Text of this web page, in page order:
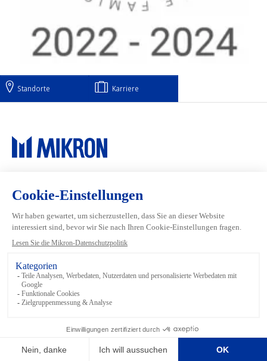
Standorte Karriere
Automation
Machining
Tool
Main navigation
Medien
Über Mikron
Bedingungen und Konditionen
Datenschutz
Mediathek
Rechtliches Impressum Sitemap